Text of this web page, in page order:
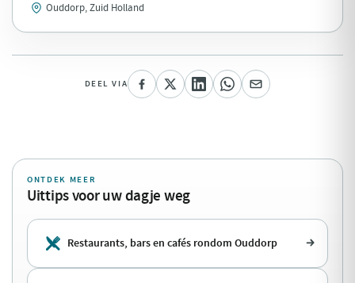
Ouddorp, Zuid Holland
DEEL VIA
ONTDEK MEER
Uittips voor uw dagje weg
Restaurants, bars en cafés rondom Ouddorp